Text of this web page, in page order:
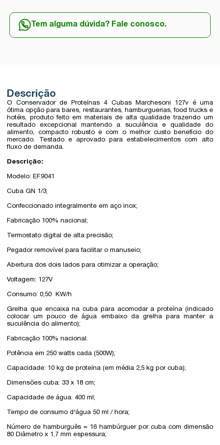
Tem alguma dúvida? Fale conosco.
Descrição
O Conservador de Proteínas 4 Cubas Marchesoni 127v é uma
ótima opção para bares, restaurantes, hamburguerias, food trucks e
hotéis, produto feito em materiais de alta qualidade trazendo um
resultado excepcional mantendo a suculência e qualidade do
alimento, compacto robusto e com o melhor custo benefício do
mercado. Testado e aprovado para estabelecimentos com alto
fluxo de demanda.
Descrição:
Modelo: EF.9041
Cuba GN 1/3;
Confeccionado integralmente em aço inox;
Fabricação 100% nacional;
Termostato digital de alta precisão;
Pegador removível para facilitar o manuseio;
Abertura dos dois lados para otimizar a operação;
Voltagem: 127V
Consumo: 0,50 KW/h
Grelha que encaixa na cuba para acomodar a proteína (indicado
colocar um pouco de água embaixo da grelha para manter a
suculência do alimento);
Fabricação 100% nacional.
Potência em 250 watts cada (500W);
Capacidade: 10 kg de proteína (em média 2,5 kg por cuba);
Dimensões cuba: 33 x 18 cm;
Capacidade de água: 400 ml;
Tempo de consumo d'água 50 ml / hora;
Número de hamburguês = 16 hambúrguer por cuba com dimensão
80 Diâmetro x 1,7 mm espessura;